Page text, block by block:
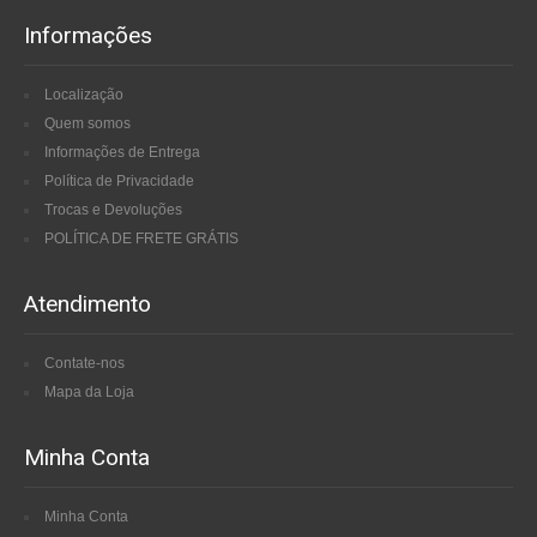
Informações
Localização
Quem somos
Informações de Entrega
Política de Privacidade
Trocas e Devoluções
POLÍTICA DE FRETE GRÁTIS
Atendimento
Contate-nos
Mapa da Loja
Minha Conta
Minha Conta